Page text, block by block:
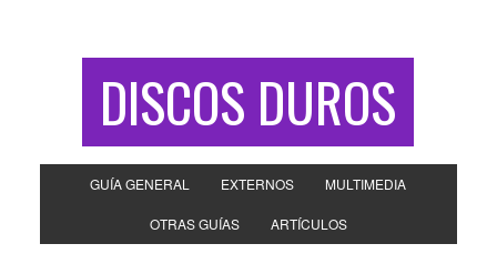
DISCOS DUROS
GUÍA GENERAL EXTERNOS MULTIMEDIA
OTRAS GUÍAS ARTÍCULOS